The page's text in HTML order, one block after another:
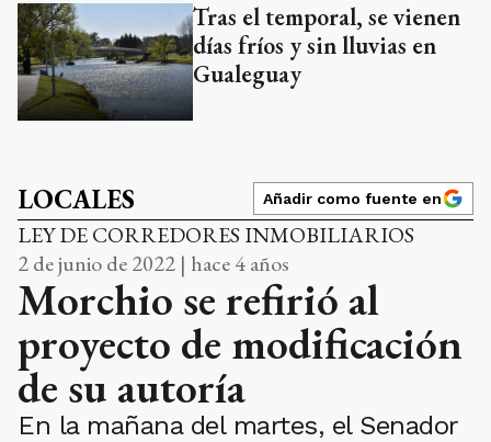
Tras el temporal, se vienen
días fríos y sin lluvias en
Gualeguay
LOCALES Añadir como fuente en
LEY DE CORREDORES INMOBILIARIOS
2 de junio de 2022 | hace 4 años
Morchio se refirió al
proyecto de modificación
de su autoría
En la mañana del martes, el Senador